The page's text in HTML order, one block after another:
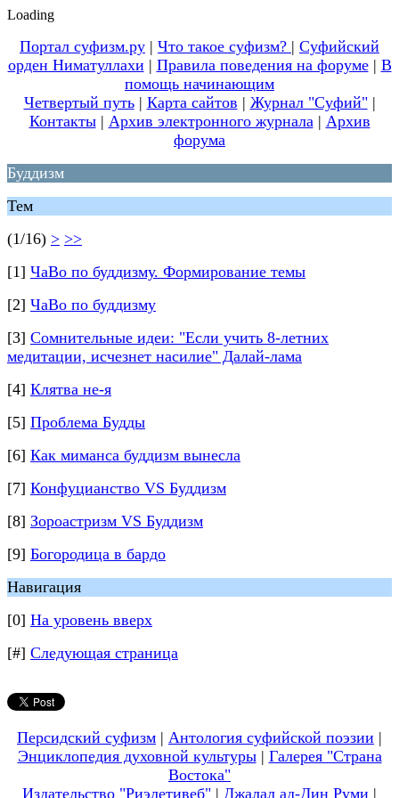
Loading
Портал суфизм.ру | Что такое суфизм? | Суфийский
орден Ниматуллахи | Правила поведения на форуме| В
помощь начинающим
Четвертый путь| Карта сайтов | Журнал "Суфий"|
Контакты| Архив электронного журнала| Архив
форума
Буддизм
Тем
(1/16) > >>
[1] ЧаВо по буддизму. Формирование темы
[2] ЧаВо по буддизму
[3] Сомнительные идеи: "Если учить 8-летних
медитации, исчезнет насилие" Далай-лама
[4] Клятва не-я
[5] Проблема Будды
[6] Как миманса буддизм вынесла
[7] Конфуцианство VS Буддизм
[8] Зороастризм VS Буддизм
[9] Богородица в бардо
Навигация
[0] На уровень вверх
[#] Следующая страница
Персидский суфизм | Антология суфийской поэзии |
Энциклопедия духовной культуры| Галерея "Страна
Востока"
Издательство "Риэлетивеб" | Джалал ад-Дин Руми |